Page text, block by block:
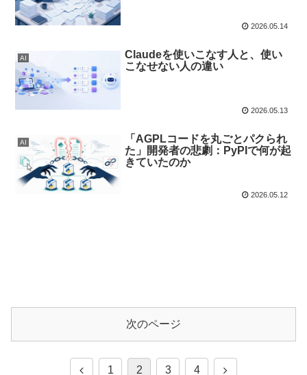
2026.05.14
AI
Claudeを使いこなす人と、使い
こなせない人の違い
2026.05.13
AI
「AGPLコードを丸ごとパクられ
た」開発者の悲劇：PyPIで何が起
きていたのか
2026.05.12
次のページ
1 2 3 4